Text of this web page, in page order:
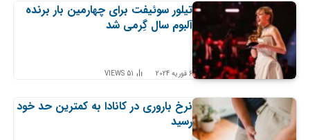
تیلور سوئیفت برای چهارمین بار برنده
آلبوم سال گِرمی شد
6 فوریه 2024 51
VIEWS
نرخ باروری در کانادا به کمترین حد خود
رسید